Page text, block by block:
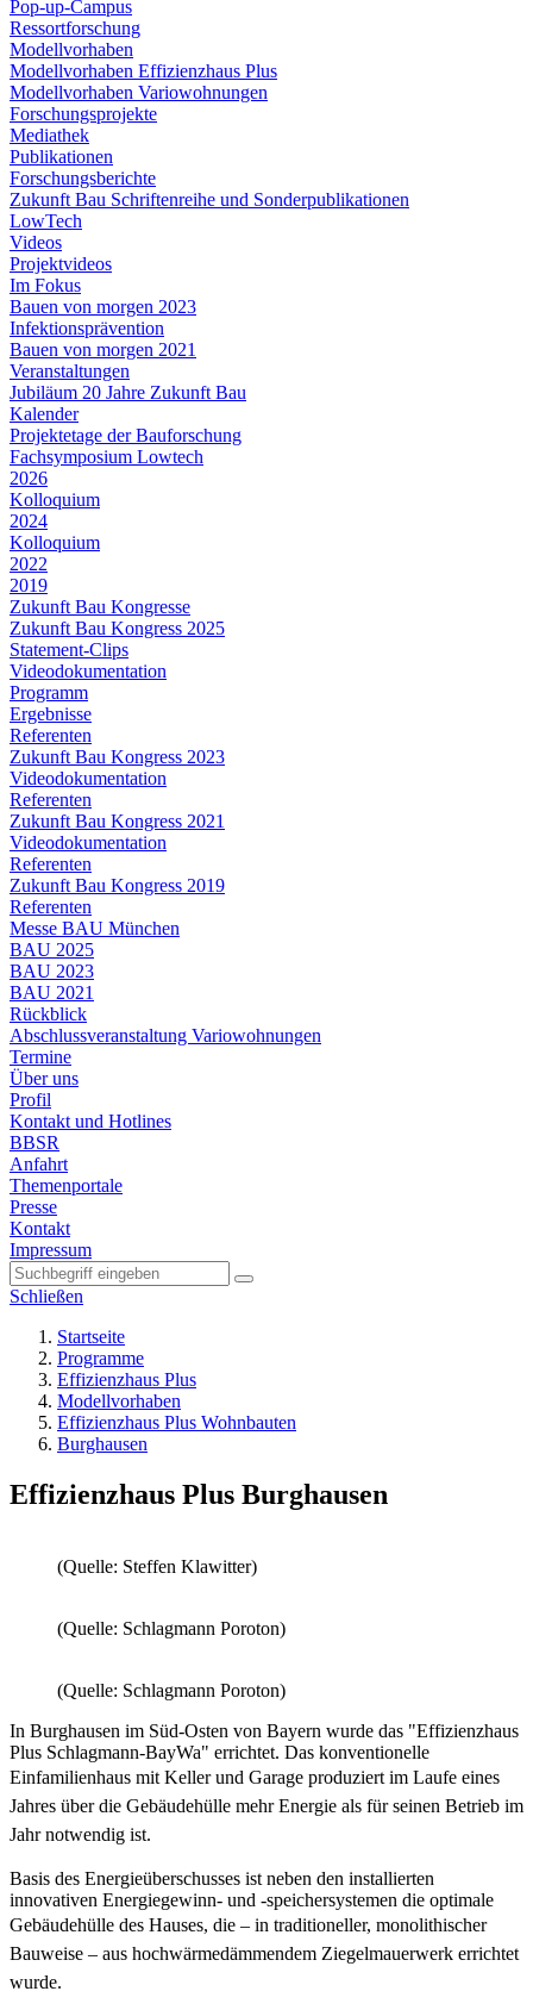
Pop-up-Campus
Ressortforschung
Modellvorhaben
Modellvorhaben Effizienzhaus Plus
Modellvorhaben Variowohnungen
Forschungsprojekte
Mediathek
Publikationen
Forschungsberichte
Zukunft Bau Schriftenreihe und Sonderpublikationen
LowTech
Videos
Projektvideos
Im Fokus
Bauen von morgen 2023
Infektionsprävention
Bauen von morgen 2021
Veranstaltungen
Jubiläum 20 Jahre Zukunft Bau
Kalender
Projektetage der Bauforschung
Fachsymposium Lowtech
2026
Kolloquium
2024
Kolloquium
2022
2019
Zukunft Bau Kongresse
Zukunft Bau Kongress 2025
Statement-Clips
Videodokumentation
Programm
Ergebnisse
Referenten
Zukunft Bau Kongress 2023
Videodokumentation
Referenten
Zukunft Bau Kongress 2021
Videodokumentation
Referenten
Zukunft Bau Kongress 2019
Referenten
Messe BAU München
BAU 2025
BAU 2023
BAU 2021
Rückblick
Abschlussveranstaltung Variowohnungen
Termine
Über uns
Profil
Kontakt und Hotlines
BBSR
Anfahrt
Themenportale
Presse
Kontakt
Impressum
Schließen
Startseite
Programme
Effizienzhaus Plus
Modellvorhaben
Effizienzhaus Plus Wohnbauten
Burghausen
Effizienzhaus Plus Burghausen
(Quelle: Steffen Klawitter)
(Quelle: Schlagmann Poroton)
(Quelle: Schlagmann Poroton)
In Burghausen im Süd-Osten von Bayern wurde das "Effizienzhaus
Plus Schlagmann-BayWa" errichtet. Das konventionelle
Einfamilienhaus mit Keller und Garage produziert im Laufe eines
Jahres über die Gebäudehülle mehr Energie als für seinen Betrieb im
Jahr notwendig ist.
Basis des Energieüberschusses ist neben den installierten
innovativen Energiegewinn- und -speichersystemen die optimale
Gebäudehülle des Hauses, die – in traditioneller, monolithischer
Bauweise – aus hochwärmedämmendem Ziegelmauerwerk errichtet
wurde.